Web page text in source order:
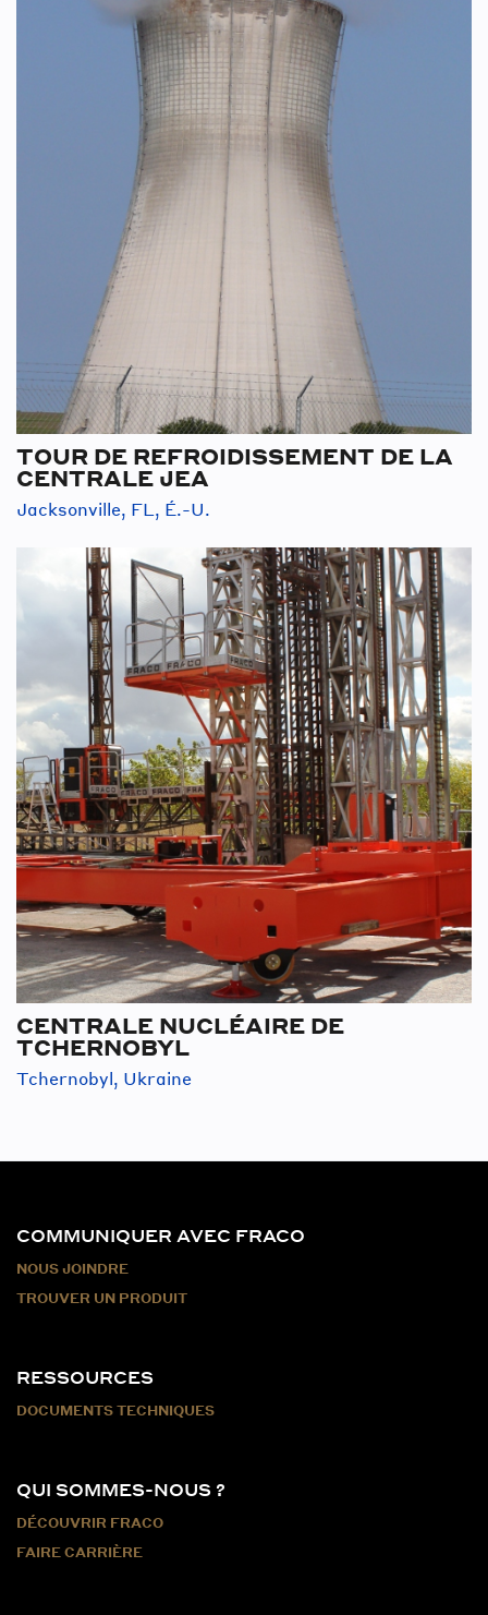
TOUR DE REFROIDISSEMENT DE LA
CENTRALE JEA
Jacksonville, FL, É.-U.
CENTRALE NUCLÉAIRE DE
TCHERNOBYL
Tchernobyl, Ukraine
COMMUNIQUER AVEC FRACO
NOUS JOINDRE
TROUVER UN PRODUIT
RESSOURCES
DOCUMENTS TECHNIQUES
QUI SOMMES-NOUS ?
DÉCOUVRIR FRACO
FAIRE CARRIÈRE